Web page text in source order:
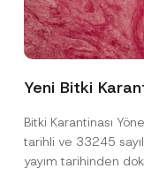
Yeni Bitki
Bitki Karantinası
tarihli ve 33245
yayım tarihinden
Ad*
Firma